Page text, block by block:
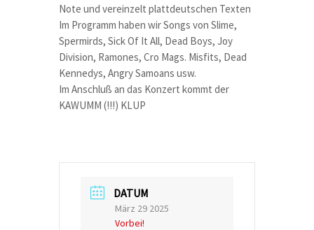
Note und vereinzelt plattdeutschen Texten
Im Programm haben wir Songs von Slime,
Spermirds, Sick Of It All, Dead Boys, Joy
Division, Ramones, Cro Mags. Misfits, Dead
Kennedys, Angry Samoans usw.
Im Anschluß an das Konzert kommt der
KAWUMM (!!!) KLUP
DATUM
März 29 2025
Vorbei!